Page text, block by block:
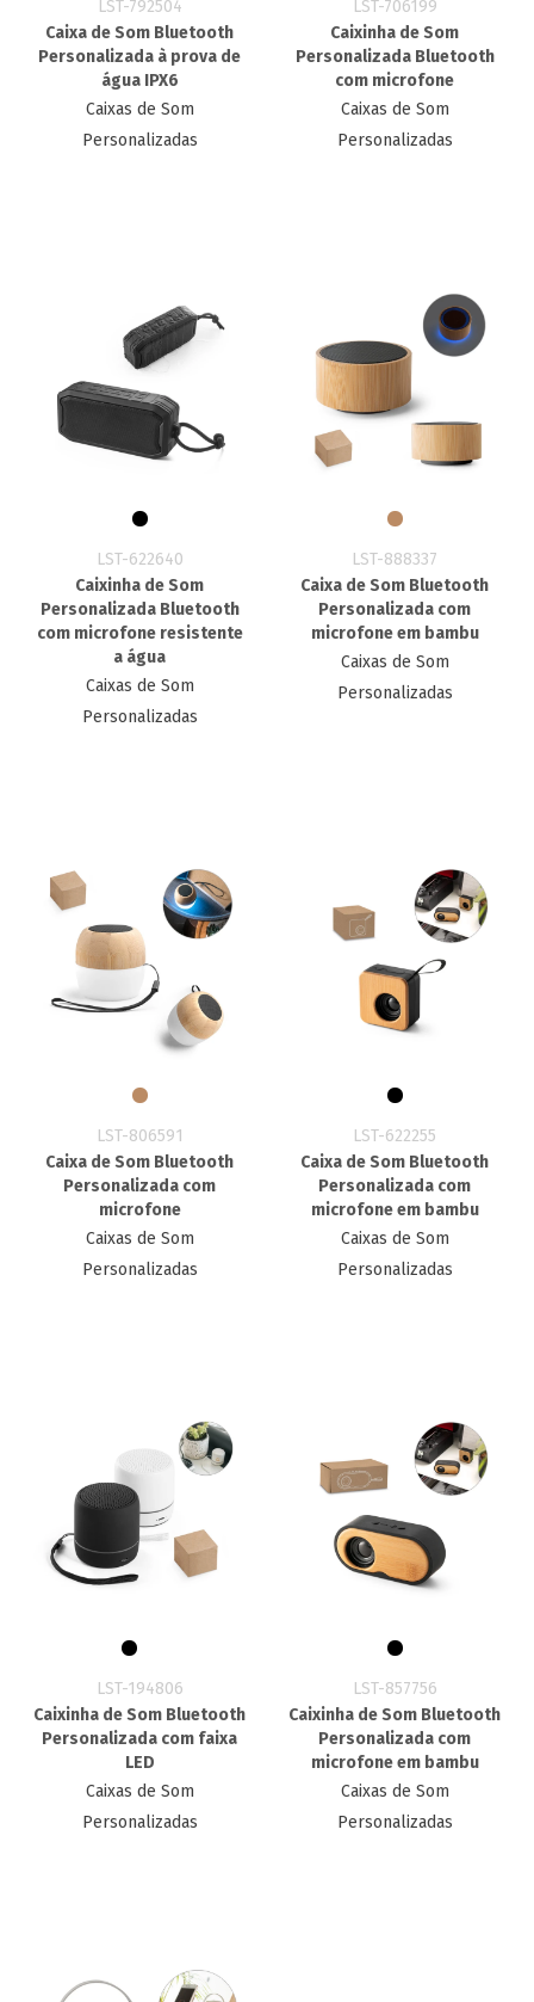
LST-792504
Caixa de Som Bluetooth
Personalizada à prova de
água IPX6
Caixas de Som
Personalizadas
LST-706199
Caixinha de Som
Personalizada Bluetooth
com microfone
Caixas de Som
Personalizadas
LST-622640
Caixinha de Som
Personalizada Bluetooth
com microfone resistente
a água
Caixas de Som
Personalizadas
LST-888337
Caixa de Som Bluetooth
Personalizada com
microfone em bambu
Caixas de Som
Personalizadas
LST-806591
Caixa de Som Bluetooth
Personalizada com
microfone
Caixas de Som
Personalizadas
LST-622255
Caixa de Som Bluetooth
Personalizada com
microfone em bambu
Caixas de Som
Personalizadas
LST-194806
Caixinha de Som Bluetooth
Personalizada com faixa
LED
Caixas de Som
Personalizadas
LST-857756
Caixinha de Som Bluetooth
Personalizada com
microfone em bambu
Caixas de Som
Personalizadas